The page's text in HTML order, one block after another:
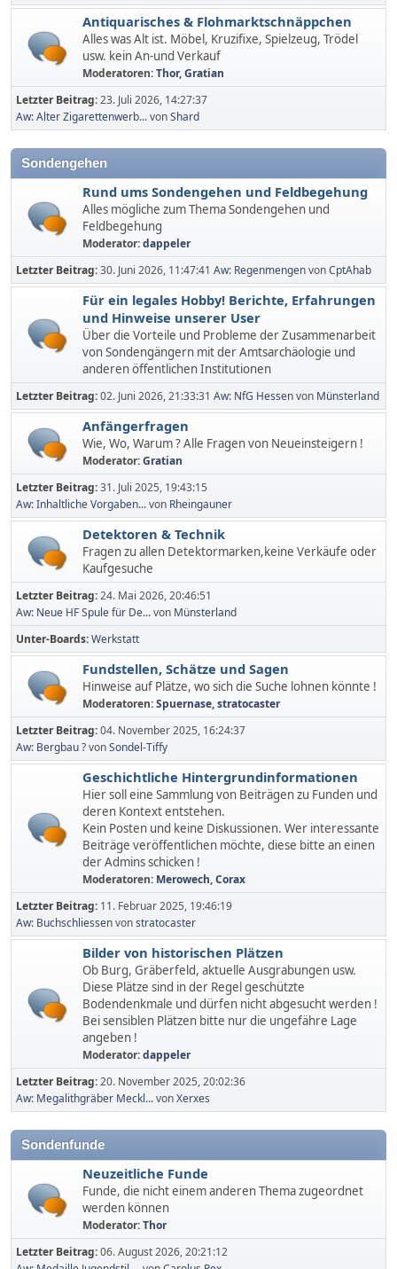
Antiquarisches & Flohmarktschnäppchen
Alles was Alt ist. Möbel, Kruzifixe, Spielzeug, Trödel
usw. kein An-und Verkauf
Moderatoren:Thor,Gratian
Letzter Beitrag:23. Juli 2026, 14:27:37
Aw: Alter Zigarettenwerb...vonShard
Sondengehen
Rund ums Sondengehen und Feldbegehung
Alles mögliche zum Thema Sondengehen und
Feldbegehung
Moderator:dappeler
Letzter Beitrag:30. Juni 2026, 11:47:41 Aw: RegenmengenvonCptAhab
Für ein legales Hobby! Berichte, Erfahrungen
und Hinweise unserer User
Über die Vorteile und Probleme der Zusammenarbeit
von Sondengängern mit der Amtsarchäologie und
anderen öffentlichen Institutionen
Letzter Beitrag:02. Juni 2026, 21:33:31 Aw: NfG Hessenvon Münsterland
Anfängerfragen
Wie, Wo, Warum ? Alle Fragen von Neueinsteigern !
Moderator:Gratian
Letzter Beitrag:31. Juli 2025, 19:43:15
Aw: Inhaltliche Vorgaben...von Rheingauner
Detektoren & Technik
Fragen zu allen Detektormarken,keine Verkäufe oder
Kaufgesuche
Letzter Beitrag:24. Mai 2026, 20:46:51
Aw: Neue HF Spule für De...von Münsterland
Unter-Boards Werkstatt
Fundstellen, Schätze und Sagen
Hinweise auf Plätze, wo sich die Suche lohnen könnte !
Moderatoren:Spuernase,stratocaster
Letzter Beitrag:04. November 2025, 16:24:37
Aw: Bergbau ?vonSondel-Tiffy
Geschichtliche Hintergrundinformationen
Hier soll eine Sammlung von Beiträgen zu Funden und
deren Kontext entstehen.
Kein Posten und keine Diskussionen. Wer interessante
Beiträge veröffentlichen möchte, diese bitte an einen
der Admins schicken !
Moderatoren: Merowech,Corax
Letzter Beitrag: 11. Februar 2025, 19:46:19
Aw: Buchschliessenvonstratocaster
Bilder von historischen Plätzen
Ob Burg, Gräberfeld, aktuelle Ausgrabungen usw.
Diese Plätze sind in der Regel geschützte
Bodendenkmale und dürfen nicht abgesucht werden !
Bei sensiblen Plätzen bitte nur die ungefähre Lage
angeben !
Moderator:dappeler
Letzter Beitrag:20. November 2025, 20:02:36
Aw: Megalithgräber Meckl...vonXerxes
Sondenfunde
Neuzeitliche Funde
Funde, die nicht einem anderen Thema zugeordnet
werden können
Moderator:Thor
Letzter Beitrag:06. August 2026, 20:21:12